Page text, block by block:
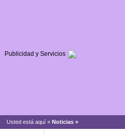
Publicidad y Servicios
Usted está aquí » Noticias »